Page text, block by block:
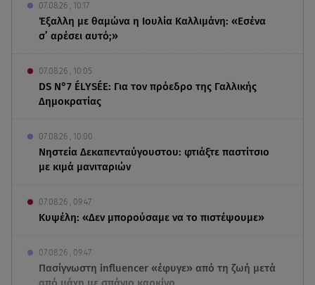
07.08.26 , 10:17
Έξαλλη με θαμώνα η Ιουλία Καλλιμάνη: «Εσένα
σ’ αρέσει αυτό;»
07.08.26 , 10:05
DS N°7 ÉLYSÉE: Για τον πρόεδρο της Γαλλικής
Δημοκρατίας
07.08.26 , 10:00
Νηστεία Δεκαπενταύγουστου: φτιάξτε παστίτσιο
με κιμά μανιταριών
07.08.26 , 09:47
Κυψέλη: «Δεν μπορούσαμε να το πιστέψουμε»
07.08.26 , 09:47
Πασίγνωστη influencer «έφυγε» από τη ζωή μετά